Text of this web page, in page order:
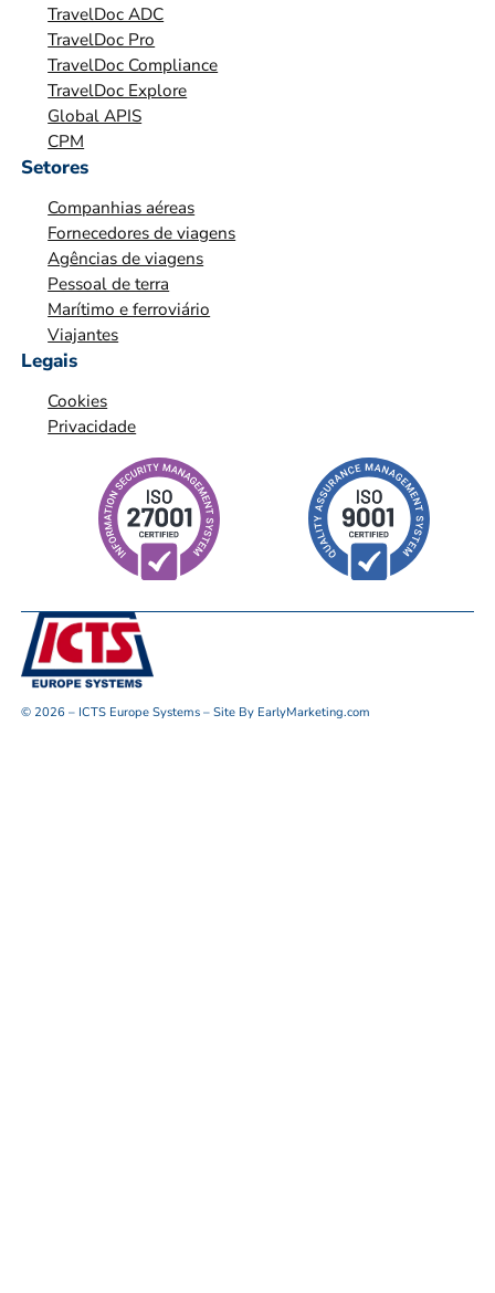
O
*
TravelDoc ADC
TravelDoc Pro
TravelDoc Compliance
TravelDoc Explore
Global APIS
CPM
Setores
Companhias aéreas
Fornecedores de viagens
Agências de viagens
Pessoal de terra
Marítimo e ferroviário
Viajantes
Legais
Cookies
Privacidade
© 2026 – ICTS Europe Systems – Site By EarlyMarketing.com